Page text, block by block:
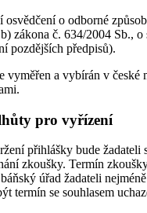
osvědčení o odborné
zákona č. 634/2004 Sb., o
pozdějších předpisů).
vyměřen a vybírán v české
pro vyřízení
přihlášky bude žadateli
zkoušky. Termín
úřad žadateli
termín se souhlasem